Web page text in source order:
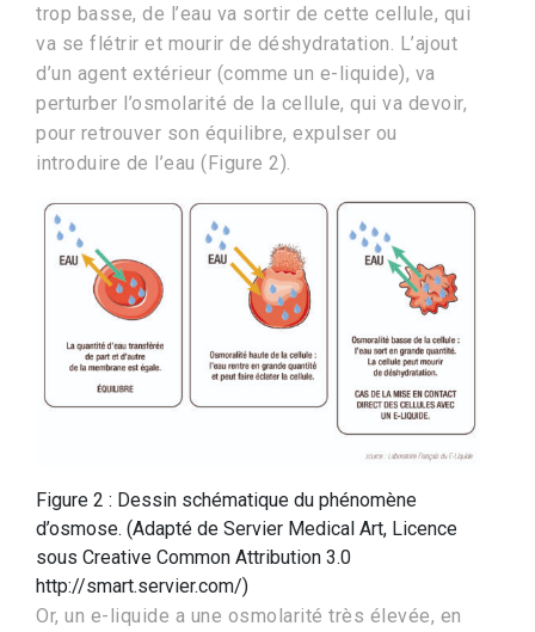
trop basse, de l’eau va sortir de cette cellule, qui
va se flétrir et mourir de déshydratation. L’ajout
d’un agent extérieur (comme un e-liquide), va
perturber l’osmolarité de la cellule, qui va devoir,
pour retrouver son équilibre, expulser ou
introduire de l’eau (Figure 2).
Figure 2 : Dessin schématique du phénomène
d’osmose. (Adapté de Servier Medical Art, Licence
sous Creative Common Attribution 3.0
http://smart.servier.com/)
Or, un e-liquide a une osmolarité très élevée, en